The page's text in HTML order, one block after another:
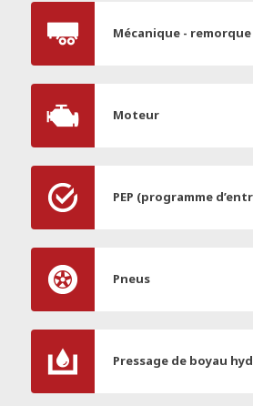
Mécanique - remorque
Moteur
PEP (programme
Pneus
Pressage de boyau